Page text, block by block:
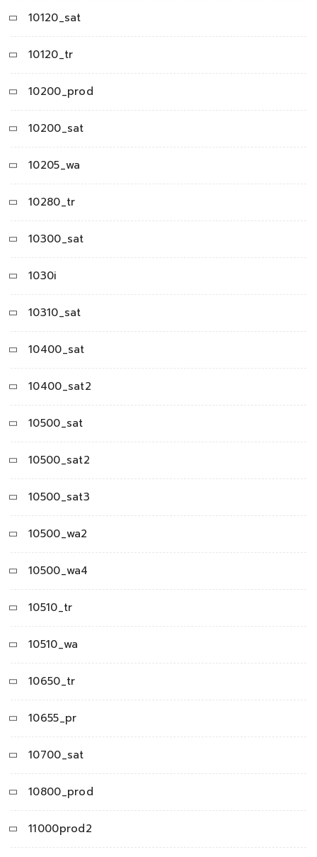
10120_sat
10120_tr
10200_prod
10200_sat
10205_wa
10280_tr
10300_sat
1030i
10310_sat
10400_sat
10400_sat2
10500_sat
10500_sat2
10500_sat3
10500_wa2
10500_wa4
10510_tr
10510_wa
10650_tr
10655_pr
10700_sat
10800_prod
11000prod2